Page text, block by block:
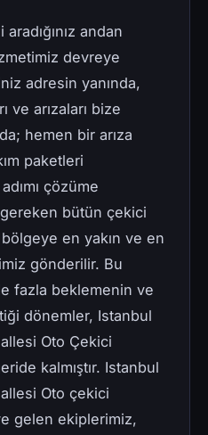
andan
devreye
adresin yanında,
ve arızaları bize
hemen bir arıza
paketleri
çözüme
bütün çekici
en yakın ve en
gönderilir. Bu
fazla beklemenin ve
dönemler, Istanbul
Oto Çekici
kalmıştır. Istanbul
Oto çekici
gelen ekiplerimiz,